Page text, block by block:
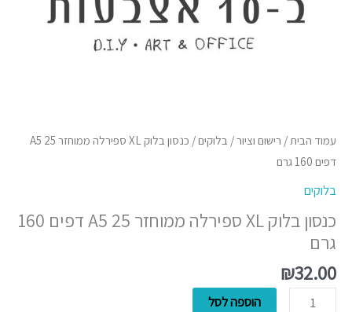
עמוד הבית/ רישום וציור/ בלוקים
/ כנסון בלוק XL ספירלה ממוחזר A5 25
דפים 160 גרם
בלוקים
כנסון בלוק XL ספירלה ממוחזר A5 25 דפים 160
גרם
₪32.00
הוספה לסל